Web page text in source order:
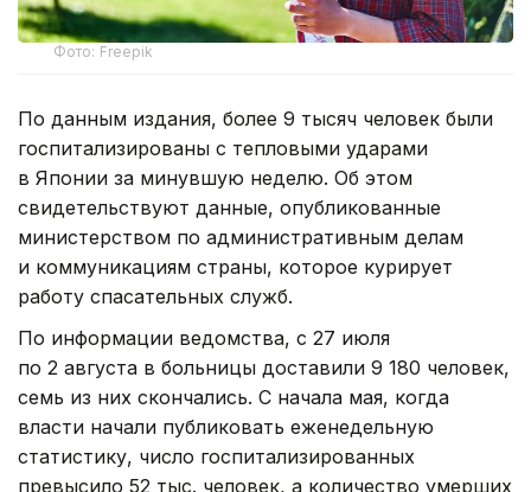
Фото: Freepik
По данным издания, более 9 тысяч человек были
госпитализированы с тепловыми ударами
в Японии за минувшую неделю. Об этом
свидетельствуют данные, опубликованные
министерством по административным делам
и коммуникациям страны, которое курирует
работу спасательных служб.
По информации ведомства, с 27 июля
по 2 августа в больницы доставили 9 180 человек,
семь из них скончались. С начала мая, когда
власти начали публиковать еженедельную
статистику, число госпитализированных
превысило 52 тыс. человек, а количество умерших